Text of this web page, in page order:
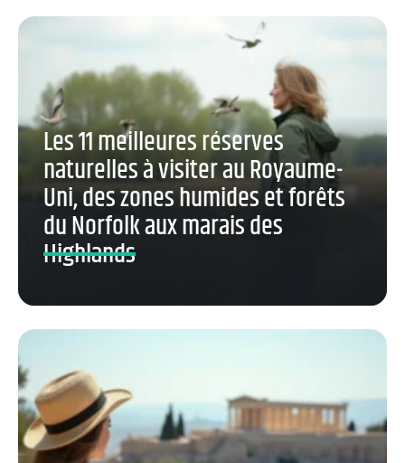
Les 11 meilleures réserves
naturelles à visiter au Royaume-
Uni, des zones humides et forêts
du Norfolk aux marais des
Highlands